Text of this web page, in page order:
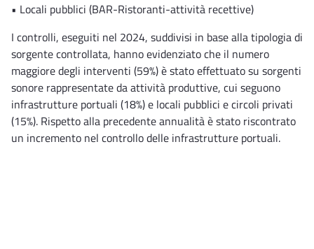
• Locali pubblici (BAR-Ristoranti-attività recettive)
I controlli, eseguiti nel 2024, suddivisi in base alla tipologia di
sorgente controllata, hanno evidenziato che il numero
maggiore degli interventi (59%) è stato effettuato su sorgenti
sonore rappresentate da attività produttive, cui seguono
infrastrutture portuali (18%) e locali pubblici e circoli privati
(15%). Rispetto alla precedente annualità è stato riscontrato
un incremento nel controllo delle infrastrutture portuali.